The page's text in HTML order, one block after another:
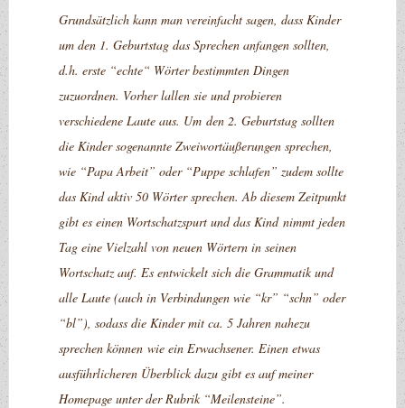
Grundsätzlich kann man vereinfacht sagen, dass Kinder
um den 1. Geburtstag das Sprechen anfangen sollten,
d.h. erste “echte“ Wörter bestimmten Dingen
zuzuordnen. Vorher lallen sie und probieren
verschiedene Laute aus. Um den 2. Geburtstag sollten
die Kinder sogenannte Zweiwortäußerungen sprechen,
wie “Papa Arbeit” oder “Puppe schlafen” zudem sollte
das Kind aktiv 50 Wörter sprechen. Ab diesem Zeitpunkt
gibt es einen Wortschatzspurt und das Kind nimmt jeden
Tag eine Vielzahl von neuen Wörtern in seinen
Wortschatz auf. Es entwickelt sich die Grammatik und
alle Laute (auch in Verbindungen wie “kr” “schn” oder
“bl”), sodass die Kinder mit ca. 5 Jahren nahezu
sprechen können wie ein Erwachsener. Einen etwas
ausführlicheren Überblick dazu gibt es auf meiner
Homepage unter der Rubrik “Meilensteine”.